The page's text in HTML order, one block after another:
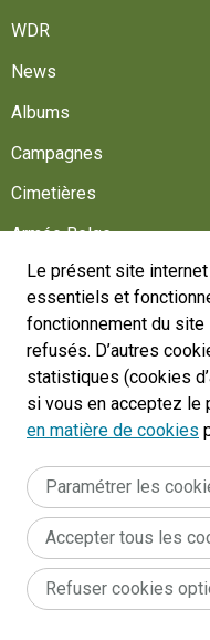
Le présent site
essentiels et
fonctionnement du
refusés. D’autres
statistiques (cookies
si vous en acceptez le
en matière de cookies
Paramétrer les
Accepter tous les
Refuser cookies
WDR
News
Albums
Campagnes
Cimetières
Armée Belge
Aidez-nous
Suivez-nous
War Heritage
Belgium,
War dead register
Legal
menu
Conditions générales du
Cookie policy